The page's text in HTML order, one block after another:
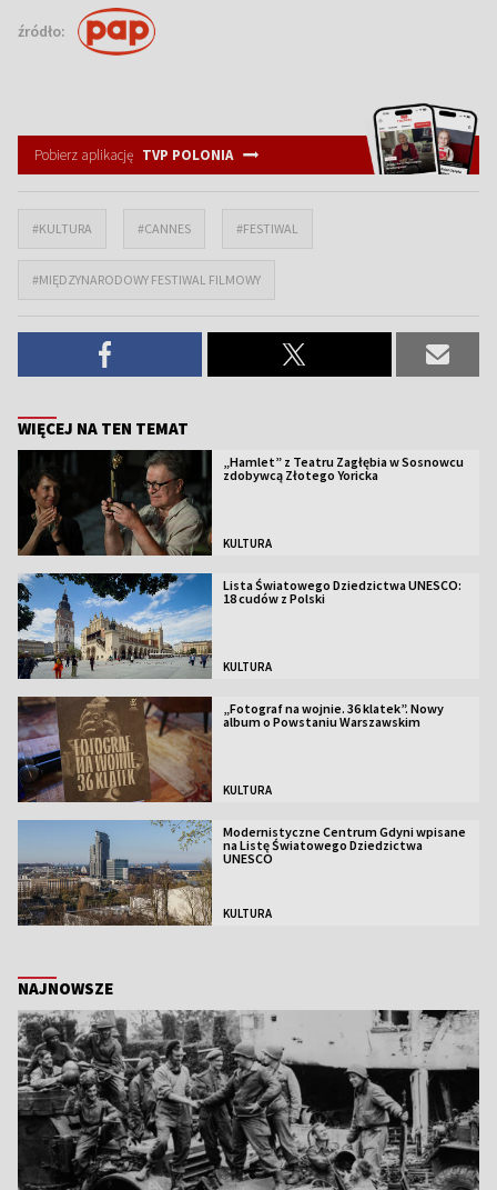
źródło:
Pobierz aplikację TVP POLONIA
#KULTURA #CANNES #FESTIWAL
#MIĘDZYNARODOWY FESTIWAL FILMOWY
WIĘCEJ NA TEN TEMAT
„Hamlet” z Teatru Zagłębia w Sosnowcu
zdobywcą Złotego Yoricka
KULTURA
Lista Światowego Dziedzictwa UNESCO:
18 cudów z Polski
KULTURA
„Fotograf na wojnie. 36 klatek”. Nowy
album o Powstaniu Warszawskim
KULTURA
Modernistyczne Centrum Gdyni wpisane
na Listę Światowego Dziedzictwa
UNESCO
KULTURA
NAJNOWSZE